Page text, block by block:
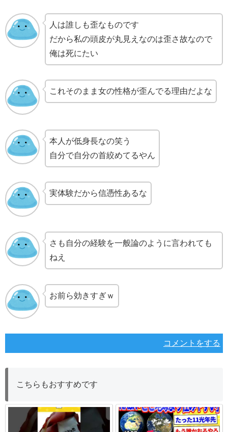
人は誰しも歪なものです
だから私の頭皮が丸見えなのは歪さ故なので
俺は死にたい
これそのまま女の性格が歪んでる理由だよな
本人が低身長なの笑う
自分で自分の首絞めてるやん
実体験だから信憑性あるな
さも自分の経験を一般論のように言われても
ねえ
お前ら効きすぎｗ
コメントをする
こちらもおすすめです